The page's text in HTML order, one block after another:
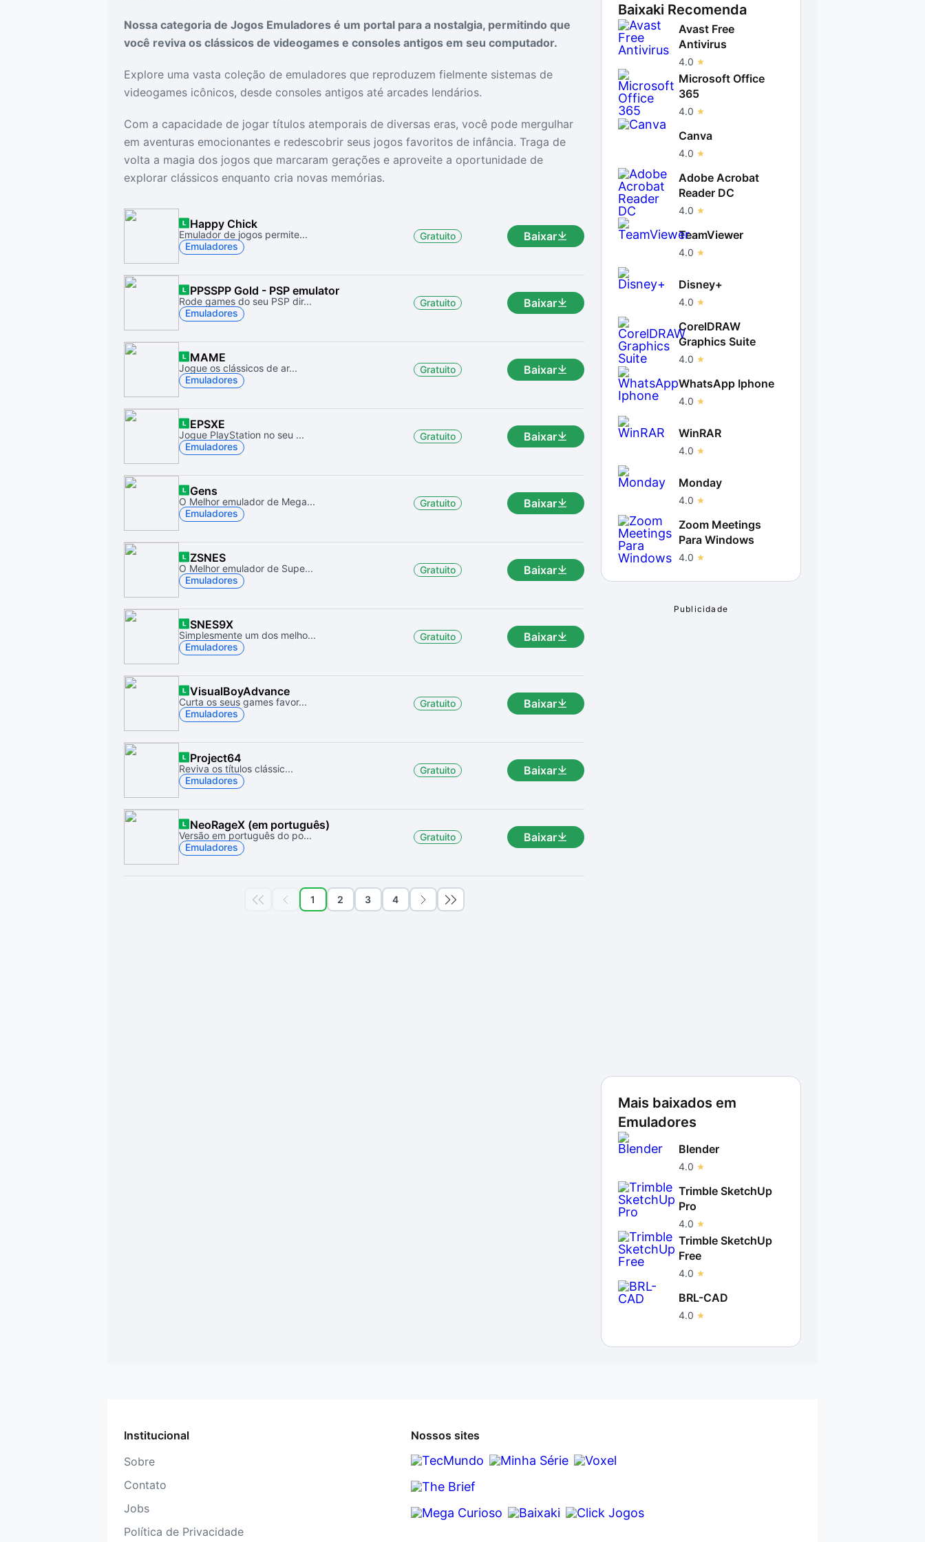
Drivers
Outros
Nossa categoria de Jogos Emuladores é um portal para a nostalgia, permitindo que
você reviva os clássicos de videogames e consoles antigos em seu computador.
Explore uma vasta coleção de emuladores que reproduzem fielmente sistemas de
videogames icônicos, desde consoles antigos até arcades lendários.
Com a capacidade de jogar títulos atemporais de diversas eras, você pode mergulhar
em aventuras emocionantes e redescobrir seus jogos favoritos de infância. Traga de
volta a magia dos jogos que marcaram gerações e aproveite a oportunidade de
explorar clássicos enquanto cria novas memórias.
Happy Chick
Emulador de jogos permite...
Emuladores
Gratuito Baixar
PPSSPP Gold - PSP emulator
Rode games do seu PSP dir...
Emuladores
Gratuito Baixar
MAME
Jogue os clássicos de ar...
Emuladores
Gratuito Baixar
EPSXE
Jogue PlayStation no seu ...
Emuladores
Gratuito Baixar
Gens
O Melhor emulador de Mega...
Emuladores
Gratuito Baixar
ZSNES
O Melhor emulador de Supe...
Emuladores
Gratuito Baixar
SNES9X
Simplesmente um dos melho...
Emuladores
Gratuito Baixar
VisualBoyAdvance
Curta os seus games favor...
Emuladores
Gratuito Baixar
Project64
Reviva os títulos clássic...
Emuladores
Gratuito Baixar
NeoRageX (em português)
Versão em português do po...
Emuladores
Gratuito Baixar
1 2 3 4
Baixaki Recomenda
Avast Free
Antivirus
4.0
Microsoft Office
365
4.0
Canva
4.0
Adobe Acrobat
Reader DC
4.0
TeamViewer
4.0
Disney+
4.0
CorelDRAW
Graphics Suite
4.0
WhatsApp Iphone
4.0
WinRAR
4.0
Monday
4.0
Zoom Meetings
Para Windows
4.0
Mais baixados em
Emuladores
Blender
4.0
Trimble SketchUp
Pro
4.0
Trimble SketchUp
Free
4.0
BRL-CAD
4.0
Institucional
Sobre
Contato
Jobs
Política de Privacidade
Nossos sites